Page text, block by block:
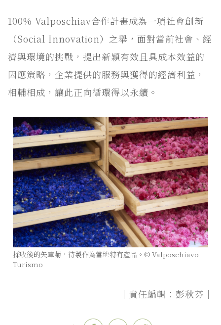
100% Valposchiav合作計畫成為一項社會創新
（Social Innovation）之舉，面對當前社會、經
濟與環境的挑戰，提出新穎有效且具成本效益的
因應策略，企業提供的服務與獲得的經濟利益，
相輔相成，讓此正向循環得以永續。
採收後的矢車菊，待製作為當地特有產品。© Valposchiavo
Turismo
｜責任編輯：彭秋芬｜